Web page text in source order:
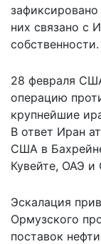
них связано с
собственности.
28 февраля
операцию
крупнейшие
В ответ Иран
США в
Кувейте, ОАЭ и
Эскалация
Ормузского
поставок